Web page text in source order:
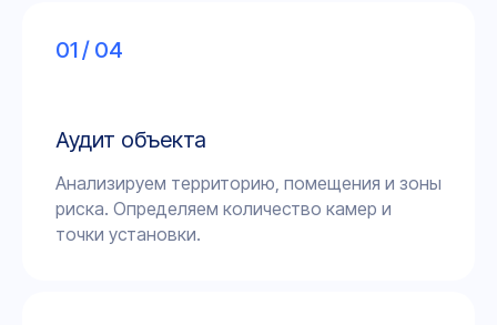
01 / 04
Аудит объекта
Анализируем территорию, помещения и зоны
риска. Определяем количество камер и
точки установки.